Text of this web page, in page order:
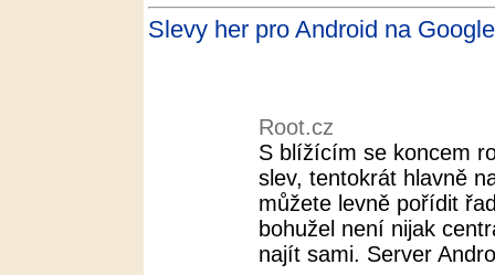
Slevy her pro Android na
Root.cz
S blížícím se koncem
slev, tentokrát hlavně
můžete levně pořídit
bohužel není nijak
najít sami. Server